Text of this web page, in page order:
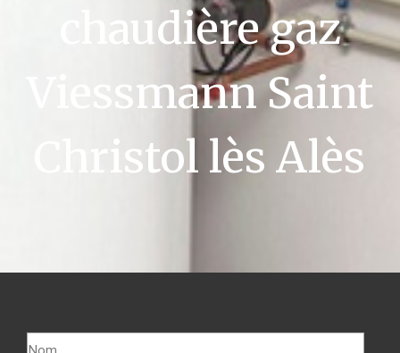
chaudière gaz
Viessmann Saint
Christol lès Alès